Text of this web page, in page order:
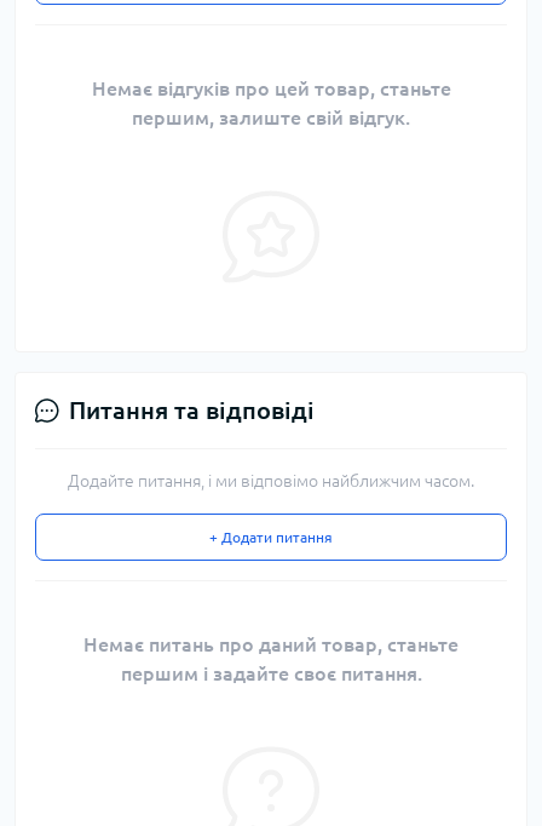
Немає відгуків про цей товар, станьте
першим, залиште свій відгук.
Питання та відповіді
Додайте питання, і ми відповімо найближчим часом.
+ Додати питання
Немає питань про даний товар, станьте
першим і задайте своє питання.